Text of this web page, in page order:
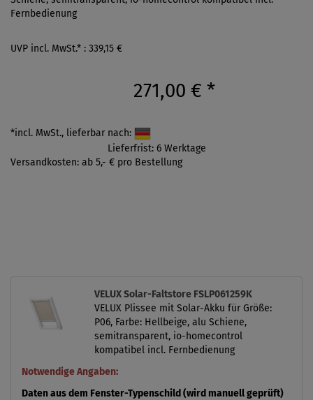
Fernbedienung
UVP incl. MwSt.* : 339,15 €
271,00 € *
*incl. MwSt., lieferbar nach:
Lieferfrist: 6 Werktage
Versandkosten: ab 5,- € pro Bestellung
VELUX Solar-Faltstore FSLP061259K
VELUX Plissee mit Solar-Akku für Größe:
P06, Farbe: Hellbeige, alu Schiene,
semitransparent, io-homecontrol
kompatibel incl. Fernbedienung
Notwendige Angaben:
Daten aus dem Fenster-Typenschild (wird manuell geprüft)